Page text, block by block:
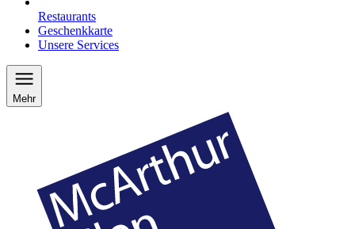
Restaurants
Geschenkkarte
Unsere Services
Mehr